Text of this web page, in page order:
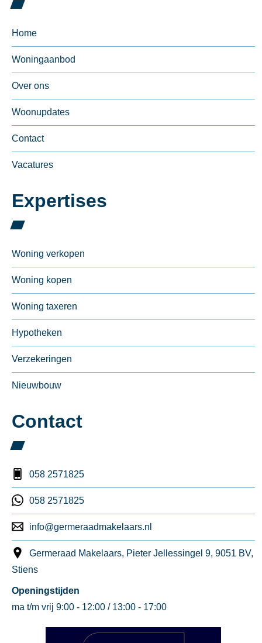
Home
Woningaanbod
Over ons
Woonupdates
Contact
Vacatures
Expertises
Woning verkopen
Woning kopen
Woning taxeren
Hypotheken
Verzekeringen
Nieuwbouw
Contact
058 2571825
058 2571825
info@germeraadmakelaars.nl
Germeraad Makelaars, Pieter Jellessingel 9, 9051 BV,
Stiens
Openingstijden
ma t/m vrij 9:00 - 12:00 / 13:00 - 17:00